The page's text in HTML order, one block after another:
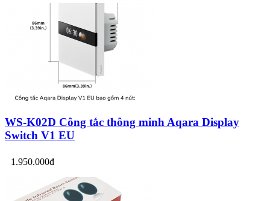
WS-K02D Công tắc thông minh Aqara Display
Switch V1 EU
1.950.000đ